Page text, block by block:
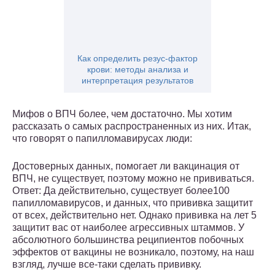
Как определить резус-фактор
крови: методы анализа и
интерпретация результатов
Мифов о ВПЧ более, чем достаточно. Мы хотим
рассказать о самых распространенных из них. Итак,
что говорят о папилломавирусах люди:
Достоверных данных, помогает ли вакцинация от
ВПЧ, не существует, поэтому можно не прививаться.
Ответ: Да действительно, существует более100
папилломавирусов, и данных, что прививка защитит
от всех, действительно нет. Однако прививка на лет 5
защитит вас от наиболее агрессивных штаммов. У
абсолютного большинства реципиентов побочных
эффектов от вакцины не возникало, поэтому, на наш
взгляд, лучше все-таки сделать прививку.